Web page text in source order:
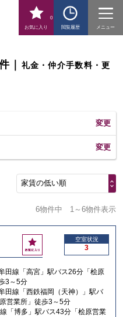
お気に入り
0
閲覧履歴
メニュー
礼金・仲介手数料・更
変更
変更
家賃の低い順
6物件中 1～6物件表示
お
気
入
り
空室状況
3
田線「高宮」駅バス26分「桧原
3～5分
田線「西鉄福岡（天神）」駅バ
営業所」徒歩3～5分
「博多」駅バス43分「桧原営業